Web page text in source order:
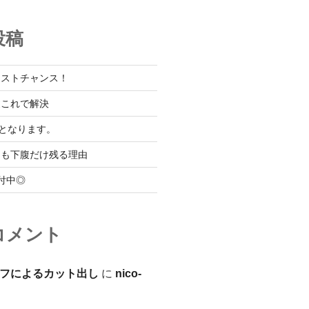
稿
トチャンス！
れで解決
なります。
下腹だけ残る理由
中◎
ント
によるカット出し に nico-